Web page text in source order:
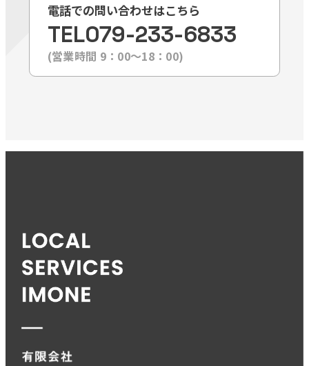
電話での問い合わせはこちら
TEL079-233-6833
(営業時間 9：00〜18：00)